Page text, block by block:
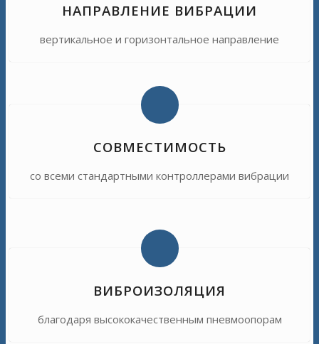
НАПРАВЛЕНИЕ ВИБРАЦИИ
вертикальное и горизонтальное направление
СОВМЕСТИМОСТЬ
со всеми стандартными контроллерами вибрации
ВИБРОИЗОЛЯЦИЯ
благодаря высококачественным пневмоопорам